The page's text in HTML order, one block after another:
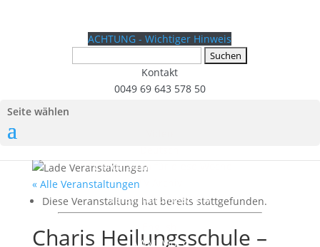
ACHTUNG - Wichtiger Hinweis
Kontakt
0049 69 643 578 50
TV Programm für diese Woche
TV Archiv
Veranstaltungsarchiv
AWMI Video
Seite wählen
« Alle Veranstaltungen
Diese Veranstaltung hat bereits stattgefunden.
Charis Heilungsschule –